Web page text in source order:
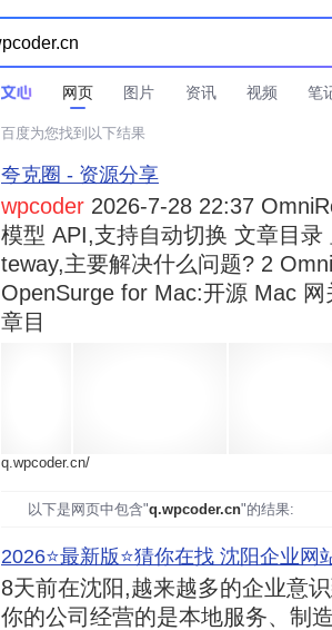
网页 图片 资讯 视频 笔
时间不限  所有网页和文件  站点内检索 
百度为您找到以下结果
夸克圈 - 资源分享
wpcoder 2026-7-28 22:37
模型 API,支持自动切换 文章目
teway,主要解决什么问题? 2
OpenSurge for Mac:开源 Mac
章目
q.wpcoder.cn/
以下是网页中包含"q.wpcoder.cn"的结果:
2026⭐️最新版⭐️猜你在找 沈阳企业网
8天前在沈阳,越来越多的企业意
你的公司经营的是本地服务、制